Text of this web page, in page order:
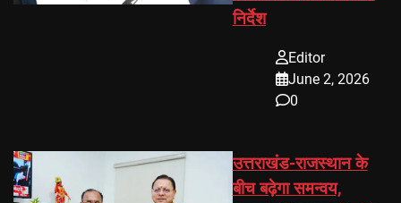
निर्देश
Editor
June 2, 2026
0
उत्तराखंड-राजस्थान के
बीच बढ़ेगा समन्वय,